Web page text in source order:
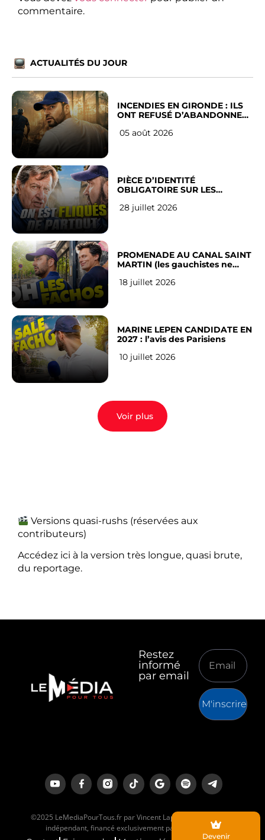
commentaire.
ACTUALITÉS DU JOUR
INCENDIES EN GIRONDE : ILS
ONT REFUSÉ D’ABANDONNER
05 août 2026
PIÈCE D’IDENTITÉ
OBLIGATOIRE SUR LES
Français
28 juillet 2026
PROMENADE AU CANAL SAINT
MARTIN (les gauchistes ne
18 juillet 2026
MARINE LEPEN CANDIDATE EN
2027 : l’avis des Parisiens
10 juillet 2026
Voir plus
Versions quasi-rushs (réservées aux
contributeurs)
Accédez ici à la version très longue, quasi brute,
du reportage.
Restez
informé
par email
M'inscrire
©2025 LeMediaPourTous.fr par Vincent Lapierre est un média
indépendant, financé exclusivement par ses lecteurs.
Devenir